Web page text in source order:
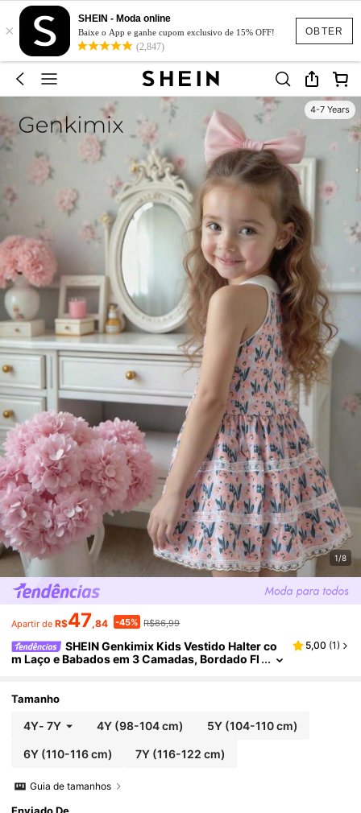
OBTER
×
SHEIN - Moda online
Baixe o App e ganhe cupom exclusivo de 15% OFF!
(2,847)
4-7 Years
1/8
Apartir de R$47,84 -45% R$86,99
SHEIN Genkimix Kids Vestido Halter co
m Laço e Babados em 3 Camadas, Bordado Fl
vem
5,00 (1)
Tamanho
4Y- 7Y 4Y (98-104 cm) 5Y (104-110 cm)
6Y(110-116 cm) 7Y (116-122 cm)
Guia de tamanhos